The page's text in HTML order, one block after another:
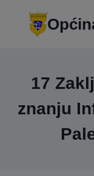
17
znanju